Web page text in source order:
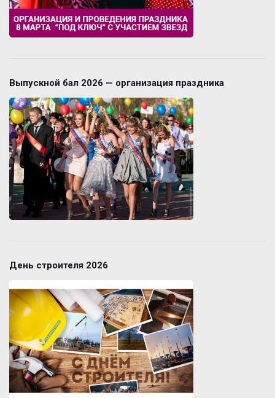
Выпускной бал 2026 — организация праздника
День строителя 2026